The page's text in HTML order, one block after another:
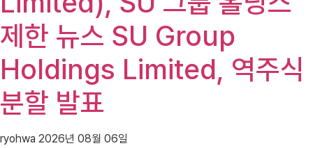
제한 뉴스 SU Group
Holdings Limited, 역주식
분할 발표
ryohwa 2026년 08월 06일